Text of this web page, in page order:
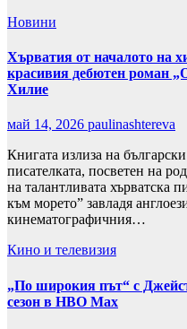
Новини
Хърватия от началото на
красивия дебютен роман
Хилие
май 14, 2026 paulinashtereva
Книгата излиза на
писателката, посветен на
на талантливата хърватска
към морето” завладя
кинематографичния…
Кино и телевизия
„По широкия път“ с
сезон в HBO Max